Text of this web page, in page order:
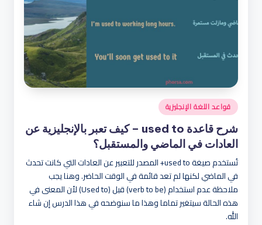
نُشر
في
قواعد اللغة الإنجليزية
شرح قاعدة used to – كيف تعبر بالإنجليزية عن
العادات في الماضي والمستقبل؟
تُستخدم صيغة used to+ المصدر للتعبير عن العادات التي كانت تحدث
في الماضي لكنها لم تعد قائمة في الوقت الحاضر. وهنا يجب
ملاحظة عدم استخدام (verb to be) قبل (Used to) لأن المعنى في
هذه الحالة سيتغير تماما وهذا ما سنوضحه في هذا الدرس إن شاء
الله.